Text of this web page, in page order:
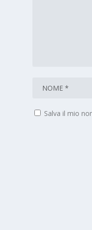
Salva il mio